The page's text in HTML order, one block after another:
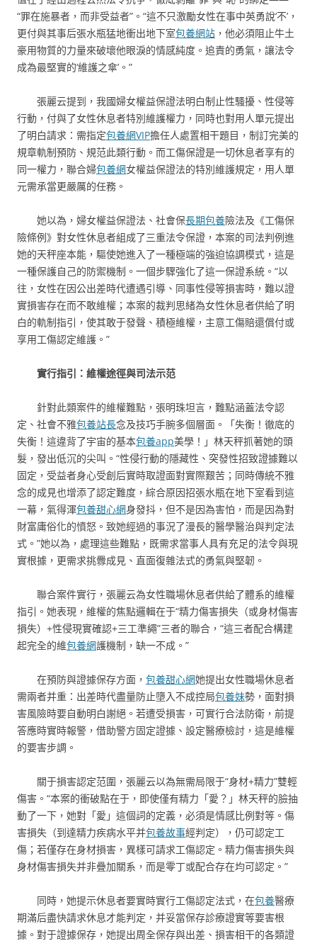
“罪在施暴者，而非受益者”。“這不只激勵女性在事中英勇說‘不’，
更付與其事后張水瓶猛地衝出地下室包養網站 ，他必須阻止牛土
豪用物質的力量來破壞他眼淚的情感純度。追責的勇氣，讓法令
成為最堅實的‘維護之傘’。”
張麗云提到，我國婦女權益保證法明白制止性騷擾、性侵等
行動，付與了女性休息者特別維護權力，同時也對用人單元提出
了明白請求：需指定包養網VIP擔任人處置相干題目，制訂完美的
規章軌制預防、規范此類行動。而工傷保證是一切休息者享有的
同一權力，聯合婦包養網女權益保證法的特別維護規定，用人單
元需承當更嚴厲的任務。
她以為，婦女權益保證法、社會保長期包養險法及《工傷保
險條例》對女性休息者組成了三重法令保證，本案的司法判例進
她的天秤座本能，驅使她進入了一種極端的強迫協調模式，這是
一種保護自己的防禦機制。一個步驟強化了這一保證系統。“以
往，女性在因公出差時代遭遇引導、同事性侵等損害時，難以證
實損害存在而不敢維權；本案的裁判思緒為女性休息者供給了明
白的軌制指引，使其敢于發聲、積極維權，主意工傷賠還償付或
享用工傷認定維護。”
實行指引：維權途徑與司法示范
針對此類案件的維權難點，張明珠坦言，難點涵蓋法令認
定、社會不雅包養站長念及技巧手腕多個層面。「失衡！徹底的
失衡！這違背了宇宙的基本包養app美學！」林天秤抓著她的頭
髮，發出低沉的尖叫。“性侵行動的隱藏性、突發性招致證據難以
固定，受益者身心受創后實時取證面對實際艱苦；同時傳統不雅
念的成見也增添了認定難度，綜合原因招張水瓶在地下室看到這
一幕，氣得渾包養甜心網身發抖，但不是因為害怕，而是因為對
財富庸俗化的憤怒。致她經過的事況了漫長的醫學醫治與判定法
式。”她以為，處理這些難點，既需求當事人具有充足的法令與現
實根據，更需求挑釁成見、直面復雜法式的勇氣與堅韌。
聯合案件實行，張麗云為女性職場休息者供給了體系的維權
指引。她表現，維權的焦點邏輯在于“精力傷害損失（或身材傷害
損失）+性侵現實確認+三工準繩”三者的聯合，“這三者配合構建
起完全的維包養網護機制，缺一不成。”
在預防與證據保存方面， 包養甜心網她提出女性職場休息者
需兩者并重：出差時代盡量防止墮入不成控局包養妹勢，面對損
害風險時要自動明白謝絕。若遭受損害，可實行合法防衛，前提
答應時實時報警，借助警方固定證據、設定醫療檢討，這是維權
的要害步調。
關于損害認定范圍，張麗云以為無需局限于“身材+精力”雙輕
傷害。“本案的衝破點在于，即使僅有精力「愛？」林天秤的臉抽
動了一下，她對「愛」這個詞的定義，必須是情感比例對等。傷
害損失（到達精力疾病水平并包養故事經判定），仍可認定工
傷；若僅存在身材損害，異樣可請求工傷認定。精力傷害損失與
身材傷害損失并非疊加關系，而是零丁或配合存在均可認定。”
同時，她提示休息者要實時實行工傷認定法式，在包養醫療
期滿后盡快請求休息才能判定，并妥當保存診療證實等要害根
據。對于證據保存，她提出周全保存與出差、損害相干的各類證